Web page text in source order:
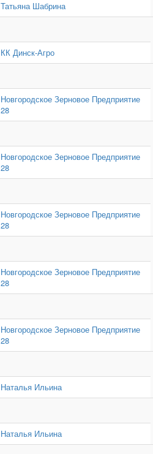
Татьяна Шабрина
КК Динск-Агро
Новгородское Зерновое Предприятие
28
Новгородское Зерновое Предприятие
28
Новгородское Зерновое Предприятие
28
Новгородское Зерновое Предприятие
28
Новгородское Зерновое Предприятие
28
Наталья Ильина
Наталья Ильина